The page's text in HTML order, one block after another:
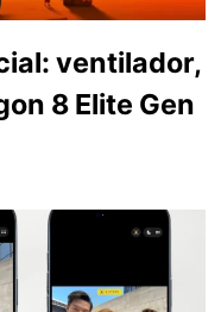
ventilador,
8 Elite Gen